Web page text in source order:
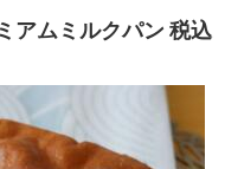
アムミルクパン 税込